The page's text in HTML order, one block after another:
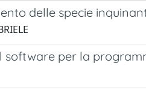
delle specie
software per la